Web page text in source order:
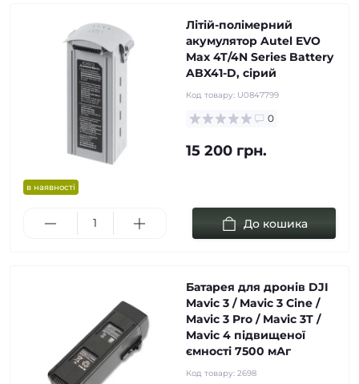
в наявності
Літій-полімерний
акумулятор Autel EVO
Max 4T/4N Series Battery
ABX41-D, сірий
Код товару: U0847799
0
15 200 грн.
До кошика
Батарея для дронів DJI
Mavic 3 / Mavic 3 Cine /
Mavic 3 Pro / Mavic 3T /
Mavic 4 підвищеної
ємності 7500 мАг
Код товару: 2698